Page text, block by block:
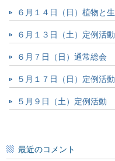
６月１４日（日）植物と
６月１３日（土）定例活動
６月７日（日）通常総会
５月１７日（日）定例活動
５月９日（土）定例活動
最近のコメント